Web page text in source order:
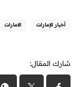
أخبار الإمارات الامارات
شارك المقال: